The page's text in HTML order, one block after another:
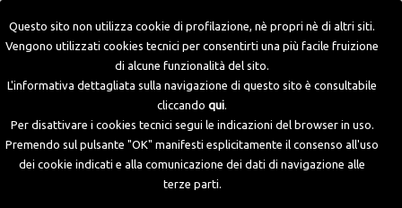
Questo sito non utilizza cookie di profilazione, nè propri nè di altri siti.
Vengono utilizzati cookies tecnici per consentirti una più facile fruizione
di alcune funzionalità del sito.
L'informativa dettagliata sulla navigazione di questo sito è consultabile
cliccando qui.
Per disattivare i cookies tecnici segui le indicazioni del browser in uso.
Premendo sul pulsante "OK" manifesti esplicitamente il consenso all'uso
dei cookie indicati e alla comunicazione dei dati di navigazione alle
terze parti.
Kit GPL Iniezione Diretta Bora
Kit Bora Direct 6